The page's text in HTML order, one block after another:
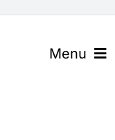
Menu